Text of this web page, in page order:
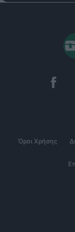
Όροι Χρήσης